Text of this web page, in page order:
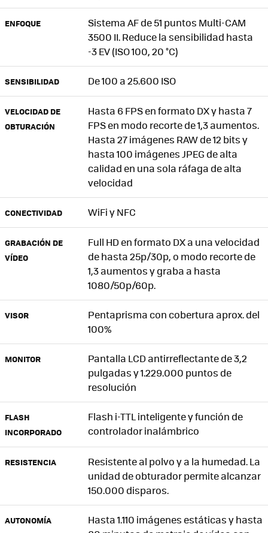
ENFOQUE
Sistema AF de 51 puntos Multi-CAM
3500 II. Reduce la sensibilidad hasta
-3 EV (ISO 100, 20 °C)
SENSIBILIDAD De 100 a 25.600 ISO
VELOCIDAD DE
OBTURACIÓN
Hasta 6 FPS en formato DX y hasta 7
FPS en modo recorte de 1,3 aumentos.
Hasta 27 imágenes RAW de 12 bits y
hasta 100 imágenes JPEG de alta
calidad en una sola ráfaga de alta
velocidad
CONECTIVIDAD WiFi y NFC
GRABACIÓN DE
VÍDEO
Full HD en formato DX a una velocidad
de hasta 25p/30p, o modo recorte de
1,3 aumentos y graba a hasta
1080/50p/60p.
VISOR
Pentaprisma con cobertura aprox. del
100%
MONITOR
Pantalla LCD antirreflectante de 3,2
pulgadas y 1.229.000 puntos de
resolución
FLASH
INCORPORADO
Flash i-TTL inteligente y función de
controlador inalámbrico
RESISTENCIA
Resistente al polvo y a la humedad. La
unidad de obturador permite alcanzar
150.000 disparos.
AUTONOMÍA
Hasta 1.110 imágenes estáticas y hasta